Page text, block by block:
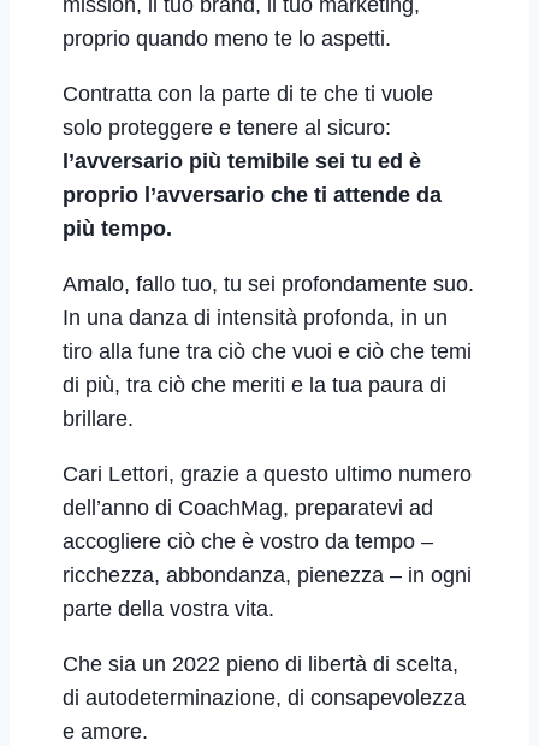
mission, il tuo brand, il tuo marketing,
proprio quando meno te lo aspetti.
Contratta con la parte di te che ti vuole
solo proteggere e tenere al sicuro:
l’avversario più temibile sei tu ed è
proprio l’avversario che ti attende da
più tempo.
Amalo, fallo tuo, tu sei profondamente suo.
In una danza di intensità profonda, in un
tiro alla fune tra ciò che vuoi e ciò che temi
di più, tra ciò che meriti e la tua paura di
brillare.
Cari Lettori, grazie a questo ultimo numero
dell’anno di CoachMag, preparatevi ad
accogliere ciò che è vostro da tempo –
ricchezza, abbondanza, pienezza – in ogni
parte della vostra vita.
Che sia un 2022 pieno di libertà di scelta,
di autodeterminazione, di consapevolezza
e amore.